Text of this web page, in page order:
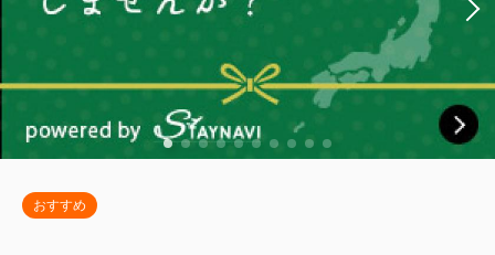
22,800 円~
大人 1
税・サービス料込
合計 24,000円~
おすすめ